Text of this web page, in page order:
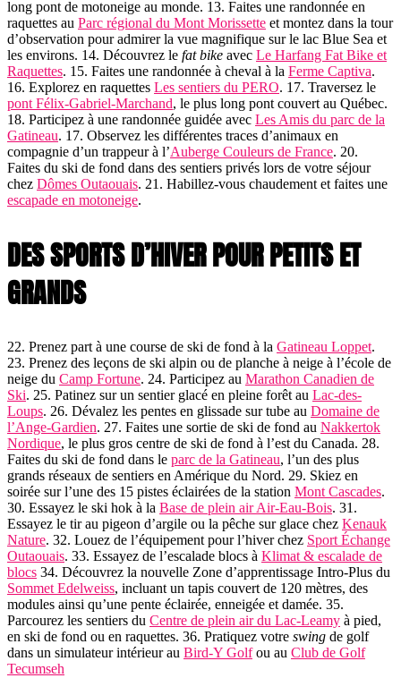
long pont de motoneige au monde. 13. Faites une randonnée en
raquettes au Parc régional du Mont Morissette et montez dans la tour
d’observation pour admirer la vue magnifique sur le lac Blue Sea et
les environs. 14. Découvrez le fat bike avec Le Harfang Fat Bike et
Raquettes. 15. Faites une randonnée à cheval à la Ferme Captiva.
16. Explorez en raquettes Les sentiers du PERO. 17. Traversez le
pont Félix-Gabriel-Marchand, le plus long pont couvert au Québec.
18. Participez à une randonnée guidée avec Les Amis du parc de la
Gatineau. 17. Observez les différentes traces d’animaux en
compagnie d’un trappeur à l’Auberge Couleurs de France. 20.
Faites du ski de fond dans des sentiers privés lors de votre séjour
chez Dômes Outaouais. 21. Habillez-vous chaudement et faites une
escapade en motoneige.
DES SPORTS D’HIVER POUR PETITS ET
GRANDS
22. Prenez part à une course de ski de fond à la Gatineau Loppet.
23. Prenez des leçons de ski alpin ou de planche à neige à l’école de
neige du Camp Fortune. 24. Participez au Marathon Canadien de
Ski. 25. Patinez sur un sentier glacé en pleine forêt au Lac-des-
Loups. 26. Dévalez les pentes en glissade sur tube au Domaine de
l’Ange-Gardien. 27. Faites une sortie de ski de fond au Nakkertok
Nordique, le plus gros centre de ski de fond à l’est du Canada. 28.
Faites du ski de fond dans le parc de la Gatineau, l’un des plus
grands réseaux de sentiers en Amérique du Nord. 29. Skiez en
soirée sur l’une des 15 pistes éclairées de la station Mont Cascades.
30. Essayez le ski hok à la Base de plein air Air-Eau-Bois. 31.
Essayez le tir au pigeon d’argile ou la pêche sur glace chez Kenauk
Nature. 32. Louez de l’équipement pour l’hiver chez Sport Échange
Outaouais. 33. Essayez de l’escalade blocs à Klimat & escalade de
blocs 34. Découvrez la nouvelle Zone d’apprentissage Intro-Plus du
Sommet Edelweiss, incluant un tapis couvert de 120 mètres, des
modules ainsi qu’une pente éclairée, enneigée et damée. 35.
Parcourez les sentiers du Centre de plein air du Lac-Leamy à pied,
en ski de fond ou en raquettes. 36. Pratiquez votre swing de golf
dans un simulateur intérieur au Bird-Y Golfou au Club de Golf
Tecumseh